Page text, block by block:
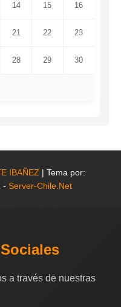
14 15 16
21 22 23
28 29 30
IBAÑEZ | Tema por:
- Server-Chile.Net
a través de nuestras